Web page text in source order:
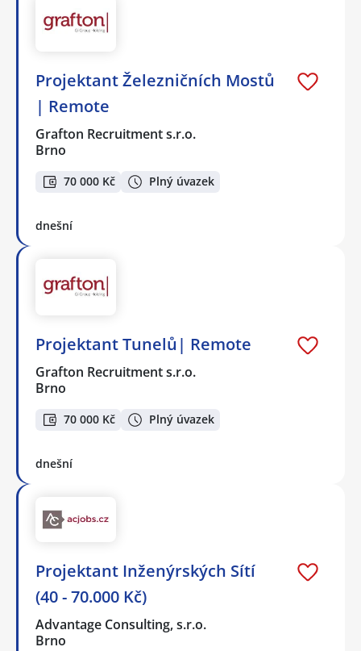
Projektant Železničních Mostů
| Remote
Grafton Recruitment s.r.o.
Brno
70 000 Kč Plný úvazek
dnešní
Projektant Tunelů| Remote
Grafton Recruitment s.r.o.
Brno
70 000 Kč Plný úvazek
dnešní
Projektant Inženýrských Sítí
(40 - 70.000 Kč)
Advantage Consulting, s.r.o.
Brno